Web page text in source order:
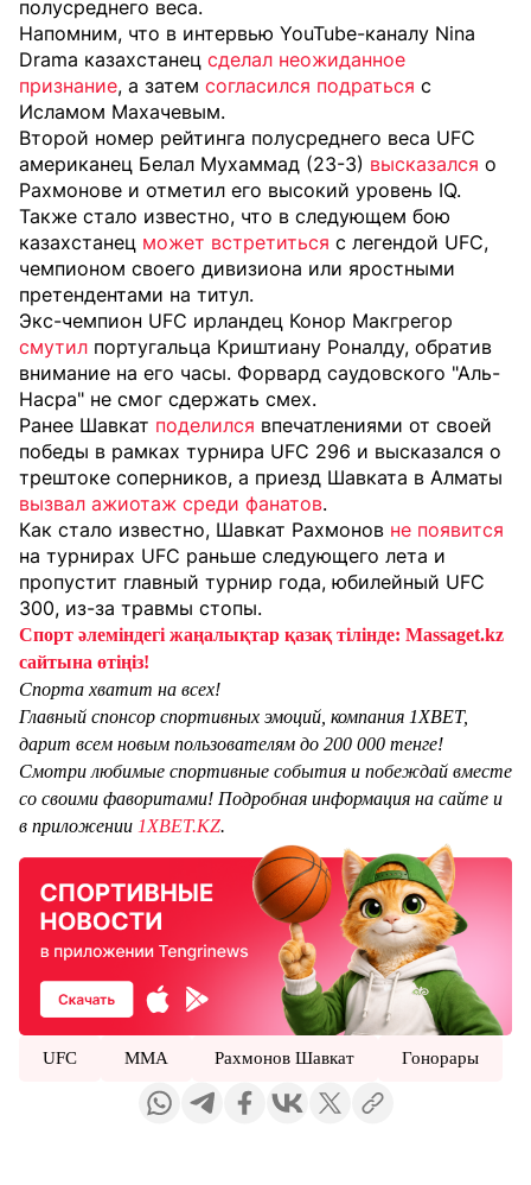
полусреднего веса.
Напомним, что в интервью YouTube-каналу Nina
Drama казахстанец сделал неожиданное
признание, а затем согласился подраться с
Исламом Махачевым.
Второй номер рейтинга полусреднего веса UFC
американец Белал Мухаммад (23-3) высказался о
Рахмонове и отметил его высокий уровень IQ.
Также стало известно, что в следующем бою
казахстанец может встретиться с легендой UFC,
чемпионом своего дивизиона или яростными
претендентами на титул.
Экс-чемпион UFC ирландец Конор Макгрегор
смутил португальца Криштиану Роналду, обратив
внимание на его часы. Форвард саудовского "Аль-
Насра" не смог сдержать смех.
Ранее Шавкат поделился впечатлениями от своей
победы в рамках турнира UFC 296 и высказался о
трештоке соперников, а приезд Шавката в Алматы
вызвал ажиотаж среди фанатов.
Как стало известно, Шавкат Рахмонов не появится
на турнирах UFC раньше следующего лета и
пропустит главный турнир года, юбилейный UFC
300, из-за травмы стопы.
Спорт әлеміндегі жаңалықтар қазақ тілінде: Massaget.kz
сайтына өтіңіз!
Спорта хватит на всех!
Главный спонсор спортивных эмоций, компания 1XBET,
дарит всем новым пользователям до 200 000 тенге!
Смотри любимые спортивные события и побеждай вместе
со своими фаворитами! Подробная информация на сайте и
в приложении 1XBET.KZ.
UFC ММА Рахмонов Шавкат Гонорары